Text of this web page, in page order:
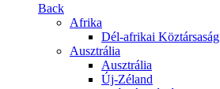
Back
Afrika
Dél-afrikai Köztársaság
Ausztrália
Ausztrália
Új-Zéland